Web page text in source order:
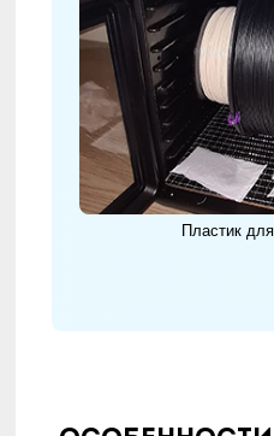
Пластик